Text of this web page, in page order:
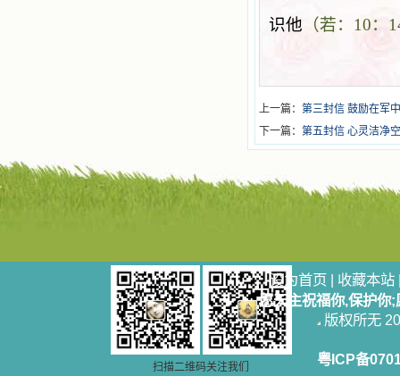
识他 （若： 10：
上一篇： 第三封信 鼓励在军
下一篇： 第五封信 心灵洁净
扫描二维码关注我们
设为首页 | 收藏本站
愿天主祝福你,保护你
版权所无
粤ICP备